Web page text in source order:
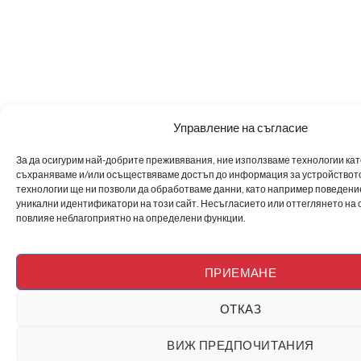
Управление на съгласие
За да осигурим най-добрите преживявания, ние използваме технологии
съхраняваме и/или осъществяваме достъп до информация за
технологии ще ни позволи да обработваме данни, като например
уникални идентификатори на този сайт. Несъгласието или оттеглянето на
повлияе неблагоприятно на определени функции.
ПРИЕМАНЕ
ОТКАЗ
ВИЖ ПРЕДПОЧИТАНИЯ